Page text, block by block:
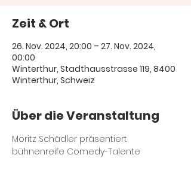
Zeit & Ort
26. Nov. 2024, 20:00 – 27. Nov. 2024,
00:00
Winterthur, Stadthausstrasse 119, 8400
Winterthur, Schweiz
Über die Veranstaltung
Moritz Schädler präsentiert